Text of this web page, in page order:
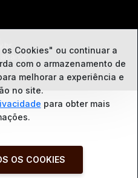
abaixo
Cookies" ou continuar a
com o armazenamento de
melhorar a experiência e
no site.
para obter mais
OS COOKIES